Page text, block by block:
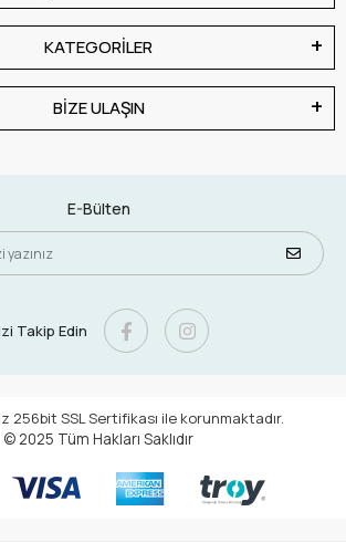
KATEGORİLER
BİZE ULAŞIN
E-Bülten
Takip Edin
256bit SSL Sertifikası ile korunmaktadır.
© 2025 Tüm Hakları Saklıdır